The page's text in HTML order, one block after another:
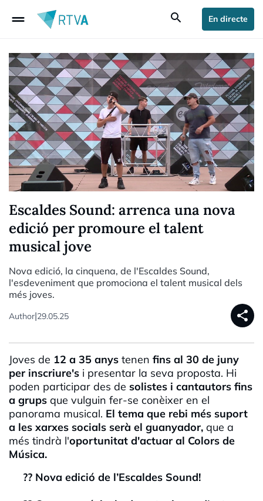
drag_handle search En directe
Escaldes Sound: arrenca una nova
edició per promoure el talent
musical jove
Nova edició, la cinquena, de l'Escaldes Sound,
l'esdeveniment que promociona el talent musical dels
més joves.
Author|29.05.25 share
Joves de 12 a 35 anys tenen fins al 30 de juny
per inscriure's i presentar la seva proposta. Hi
poden participar des de solistes i cantautors fins
a grups que vulguin fer-se conèixer en el
panorama musical. El tema que rebi més suport
a les xarxes socials serà el guanyador, que a
més tindrà l'oportunitat d'actuar al Colors de
Música.
?? Nova edició de l’Escaldes Sound!